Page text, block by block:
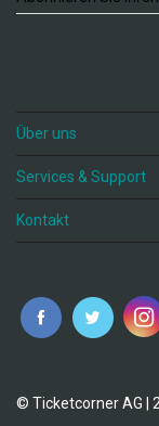
Über uns
Services & Support
Kontakt
© Ticketcorner AG |